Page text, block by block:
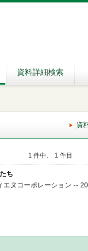
資料詳細検索
資
1 件中、 1 件目
ち
エヌコーポレーション --